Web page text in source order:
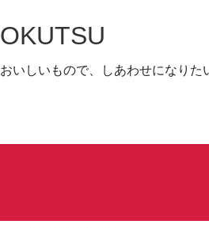
OKUTSU
おいしいもので、しあわせになりた